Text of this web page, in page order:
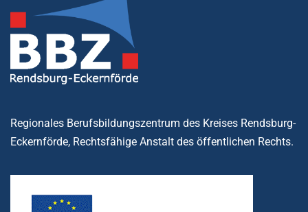
Regionales Berufsbildungszentrum des Kreises Rendsburg-
Eckernförde, Rechtsfähige Anstalt des öffentlichen Rechts.